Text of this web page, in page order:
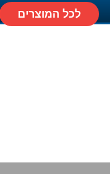
לכל המוצרים